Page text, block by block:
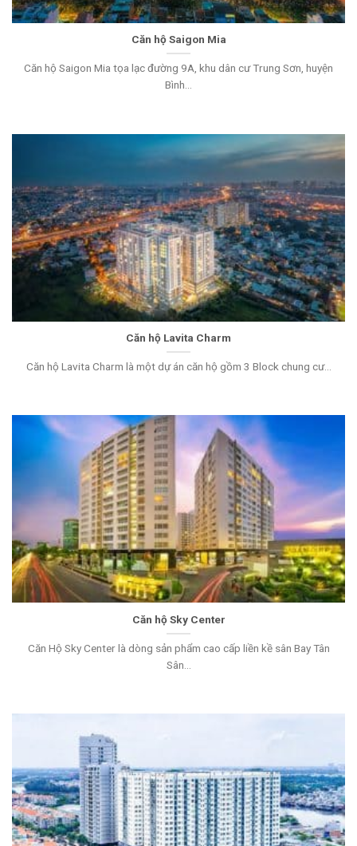
Căn hộ Saigon Mia
Căn hộ Saigon Mia tọa lạc đường 9A, khu dân cư Trung Sơn, huyện
Bình...
Căn hộ Lavita Charm
Căn hộ Lavita Charm là một dự án căn hộ gồm 3 Block chung cư...
Căn hộ Sky Center
Căn Hộ Sky Center là dòng sản phẩm cao cấp liền kề sân Bay Tân
Sân...